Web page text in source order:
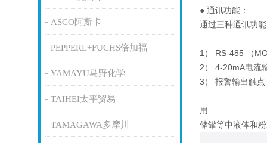
ASCO阿斯卡
PEPPERL+FUCHS倍加福
YAMAYU马野化学
TAIHEI太平贸易
TAMAGAWA多摩川
● 通讯功能：
通过三种通讯功
1） RS-485 （
2） 4-20mA电流
3） 报警输出触点
用
储罐等中液体和